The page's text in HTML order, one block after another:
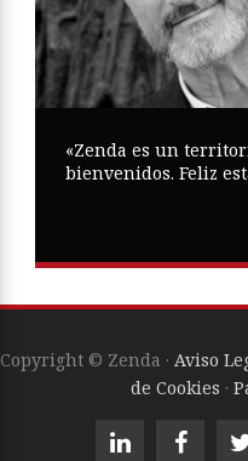
«Zenda es un
bienvenidos. Feliz
Copyright © Zenda · Aviso
de Cookies ·